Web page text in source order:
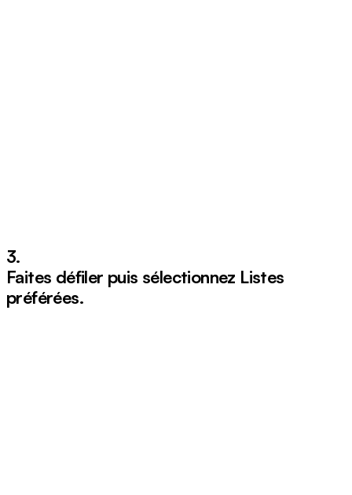
3.
Faites défiler puis sélectionnez Listes
préférées.